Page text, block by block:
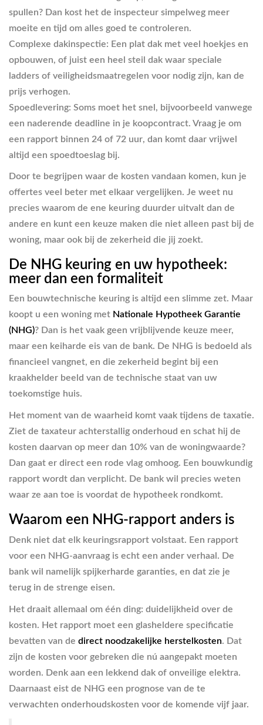
spullen? Dan kost het de inspecteur simpelweg meer
moeite en tijd om alles goed te controleren.
Complexe dakinspectie: Een plat dak met veel hoekjes en
opbouwen, of juist een heel steil dak waar speciale
ladders of veiligheidsmaatregelen voor nodig zijn, kan de
prijs verhogen.
Spoedlevering: Soms moet het snel, bijvoorbeeld vanwege
een naderende deadline in je koopcontract. Vraag je om
een rapport binnen 24 of 72 uur, dan komt daar vrijwel
altijd een spoedtoeslag bij.
Door te begrijpen waar de kosten vandaan komen, kun je
offertes veel beter met elkaar vergelijken. Je weet nu
precies waarom de ene keuring duurder uitvalt dan de
andere en kunt een keuze maken die niet alleen past bij de
woning, maar ook bij de zekerheid die jij zoekt.
De NHG keuring en uw hypotheek:
meer dan een formaliteit
Een bouwtechnische keuring is altijd een slimme zet. Maar
koopt u een woning met Nationale Hypotheek Garantie
(NHG)? Dan is het vaak geen vrijblijvende keuze meer,
maar een keiharde eis van de bank. De NHG is bedoeld als
financieel vangnet, en die zekerheid begint bij een
kraakhelder beeld van de technische staat van uw
toekomstige huis.
Het moment van de waarheid komt vaak tijdens de taxatie.
Ziet de taxateur achterstallig onderhoud en schat hij de
kosten daarvan op meer dan 10% van de woningwaarde?
Dan gaat er direct een rode vlag omhoog. Een bouwkundig
rapport wordt dan verplicht. De bank wil precies weten
waar ze aan toe is voordat de hypotheek rondkomt.
Waarom een NHG-rapport anders is
Denk niet dat elk keuringsrapport volstaat. Een rapport
voor een NHG-aanvraag is echt een ander verhaal. De
bank wil namelijk spijkerharde garanties, en dat zie je
terug in de strenge eisen.
Het draait allemaal om één ding: duidelijkheid over de
kosten. Het rapport moet een glasheldere specificatie
bevatten van de direct noodzakelijke herstelkosten. Dat
zijn de kosten voor gebreken die nú aangepakt moeten
worden. Denk aan een lekkend dak of onveilige elektra.
Daarnaast eist de NHG een prognose van de te
verwachten onderhoudskosten voor de komende vijf jaar.